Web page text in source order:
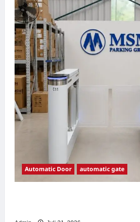
Automatic Door automatic gate